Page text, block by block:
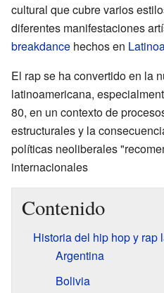
cultural que cubre varios
diferentes manifestaciones
breakdance hechos en
El rap se ha convertido en la
latinoamericana,
80, en un contexto de
estructurales y la
políticas neoliberales
internacionales
Contenido
Historia del hip hop y rap
Argentina
Bolivia